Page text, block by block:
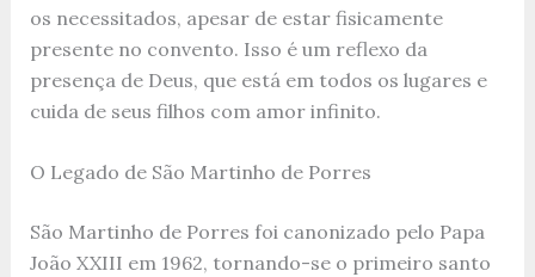
os necessitados, apesar de estar fisicamente
presente no convento. Isso é um reflexo da
presença de Deus, que está em todos os lugares e
cuida de seus filhos com amor infinito.
O Legado de São Martinho de Porres
São Martinho de Porres foi canonizado pelo Papa
João XXIII em 1962, tornando-se o primeiro santo